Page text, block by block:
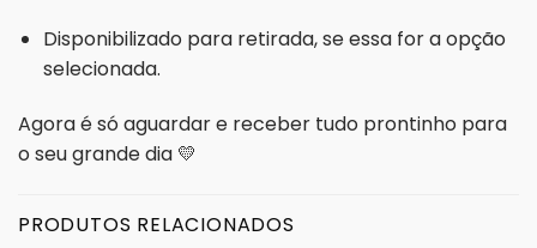
Disponibilizado para retirada, se essa for a opção
selecionada.
Agora é só aguardar e receber tudo prontinho para
o seu grande dia 💛
PRODUTOS RELACIONADOS